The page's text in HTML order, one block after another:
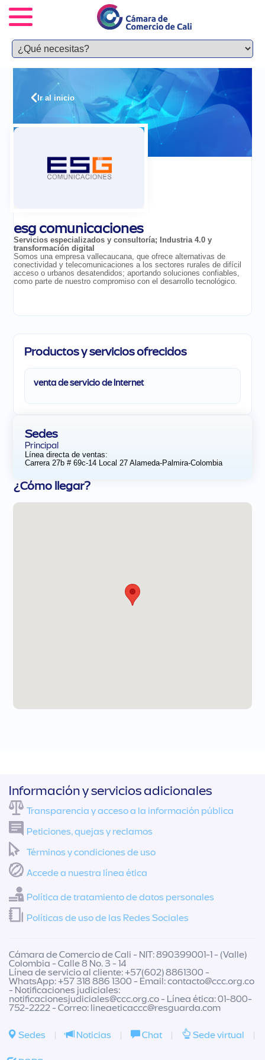
Ir al inicio
esg comunicaciones
Servicios especializados y consultoría;
Industria 4.0 y
transformación digital
Somos una empresa vallecaucana, que ofrece alternativas de
conectividad y telecomunicaciones a los sectores rurales de difícil
acceso o urbanos desatendidos; aportando soluciones confiables,
como parte de nuestro compromiso con el desarrollo tecnológico.
Productos y servicios ofrecidos
venta de servicio de Internet
Sedes
Principal
Línea directa de ventas:
Carrera 27b # 69c-14 Local 27 Alameda-Palmira-Colombia
¿Cómo llegar?
Información y servicios adicionales
Transparencia y acceso a la información pública
Peticiones, quejas y reclamos
Términos y condiciones de uso
Accede a nuestra línea ética
Política de tratamiento de datos personales
Políticas de uso de las Redes Sociales
Cámara de Comercio de Cali - NIT: 890399001-1 - (Valle)
Colombia - Calle 8 No. 3 - 14
Línea de servicio al cliente: +57(602) 8861300 -
WhatsApp: +57 318 886 1300 - Email:contacto@ccc.org.co
- Notificaciones judiciales:
notificacionesjudiciales@ccc.org.co- Línea ética: 01-800-
752-2222 - Correo: lineaeticaccc@resguarda.com
Sedes | Noticias | Chat | Sede virtual |